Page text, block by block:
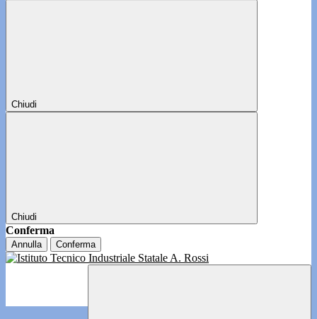
Chiudi
Chiudi
Conferma
Annulla Conferma